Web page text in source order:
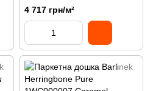
французька ялинка
4 717 грн/м²